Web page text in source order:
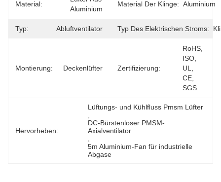
Material:
Aluminium
Material Der Klinge: Aluminium
Typ: Abluftventilator Typ Des Elektrischen Stroms:
Montierung: Deckenlüfter Zertifizierung:
RoHS,
ISO,
UL,
CE,
SGS
Hervorheben:
Lüftungs- und Kühlfluss Pmsm Lüfter
DC-Bürstenloser PMSM-
Axialventilator
5m Aluminium-Fan für industrielle
Abgase